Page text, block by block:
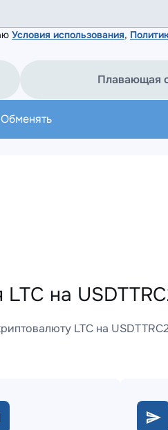
Условия использования,
Плавающая
Обменять
на
LTC на